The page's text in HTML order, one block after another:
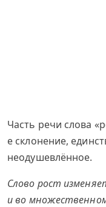
Часть речи слова
е склонение,
неодушевлённое.
Слово рост
и во